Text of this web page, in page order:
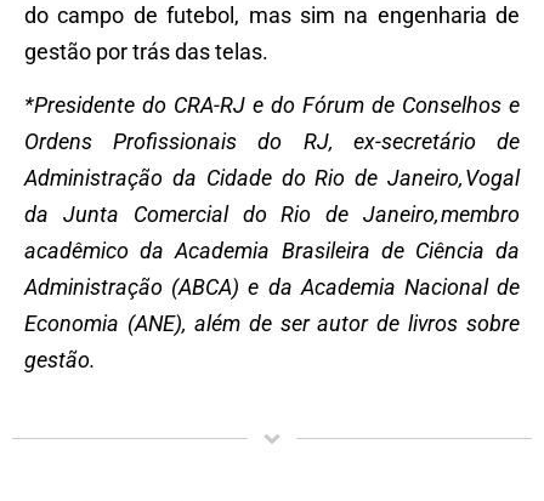
do campo de futebol, mas sim na engenharia de
gestão por trás das telas.
*Presidente do CRA-RJ e do Fórum de Conselhos e
Ordens Profissionais do RJ, ex-secretário de
Administração da Cidade do Rio de Janeiro,Vogal
da Junta Comercial do Rio de Janeiro,membro
acadêmico da Academia Brasileira de Ciência da
Administração (ABCA) e da Academia Nacional de
Economia (ANE), além de ser autor de livros sobre
gestão.